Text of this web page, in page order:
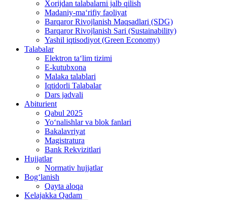
Xorijdan talabalarni jalb qilish
Madaniy-ma‘rifiy faoliyat
Barqaror Rivojlanish Maqsadlari (SDG)
Barqaror Rivojlanish Sari (Sustainability)
Yashil iqtisodiyot (Green Economy)
Talabalar
Elektron ta‘lim tizimi
E-kutubxona
Malaka talablari
Iqtidorli Talabalar
Dars jadvali
Abiturient
Qabul 2025
Yo‘nalishlar va blok fanlari
Bakalavriyat
Magistratura
Bank Rekvizitlari
Hujjatlar
Normativ hujjatlar
Bog‘lanish
Qayta aloqa
Kelajakka Qadam